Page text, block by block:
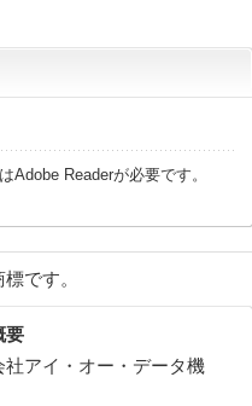
Readerが必要です。
です。
要
社アイ・オー・データ機